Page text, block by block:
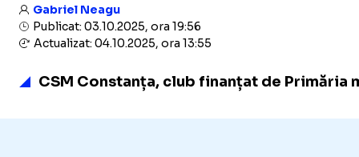
Gabriel Neagu
Publicat: 03.10.2025, ora 19:56
Actualizat: 04.10.2025, ora 13:55
CSM Constanța, club finanțat de